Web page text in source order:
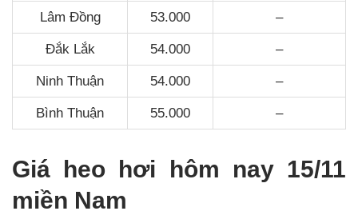
Lâm Đồng 53.000 –
Đắk Lắk 54.000 –
Ninh Thuận 54.000 –
Bình Thuận 55.000 –
Giá heo hơi hôm nay 15/11
miền Nam